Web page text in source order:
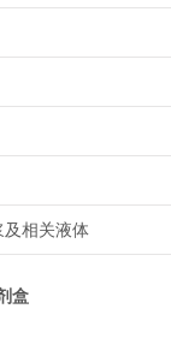
及相关液体
盒